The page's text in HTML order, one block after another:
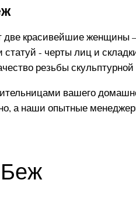
красивейшие женщины
- черты лиц и
резьбы
вашего
а наши опытные